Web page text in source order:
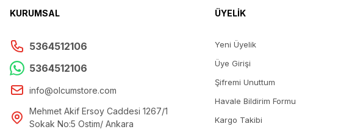
KURUMSAL
5364512106
5364512106
info@olcumstore.com
Mehmet Akif Ersoy Caddesi 1267/1
Sokak No:5 Ostim/ Ankara
ÜYELİK
Yeni Üyelik
Üye Girişi
Şifremi Unuttum
Havale Bildirim Formu
Kargo Takibi